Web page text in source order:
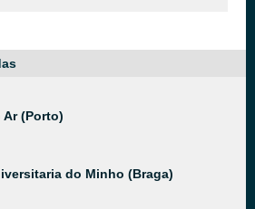
Ar (Porto)
do Minho (Braga)